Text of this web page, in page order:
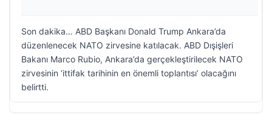
Son dakika… ABD Başkanı Donald Trump Ankara’da
düzenlenecek NATO zirvesine katılacak. ABD Dışişleri
Bakanı Marco Rubio, Ankara’da gerçekleştirilecek NATO
zirvesinin ‘ittifak tarihinin en önemli toplantısı’ olacağını
belirtti.